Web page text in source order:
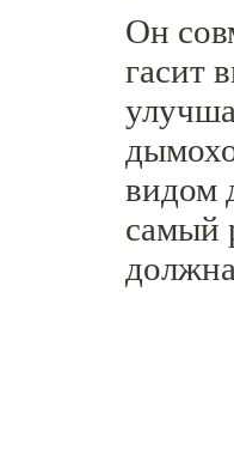
Он
гасит
видом
самый